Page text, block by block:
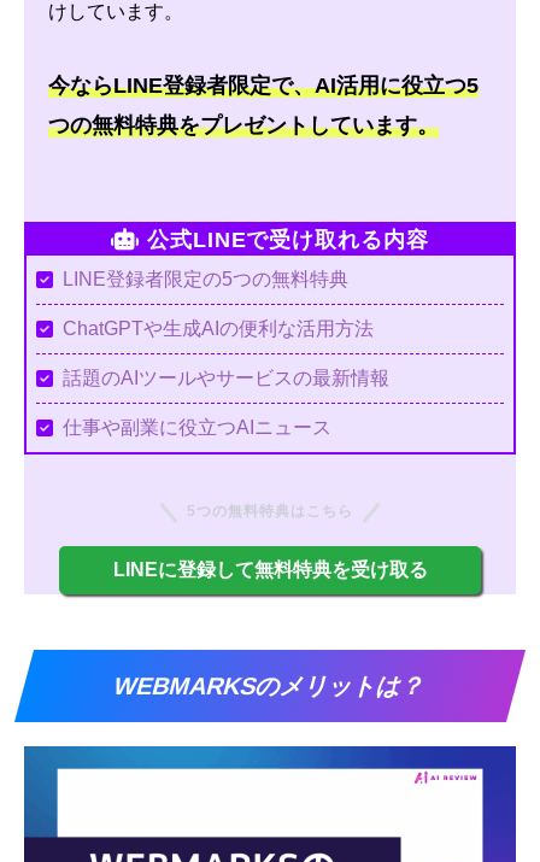
けしています。
今ならLINE登録者限定で、AI活用に役立つ5
つの無料特典をプレゼントしています。
公式LINEで受け取れる内容
LINE登録者限定の5つの無料特典
ChatGPTや生成AIの便利な活用方法
話題のAIツールやサービスの最新情報
仕事や副業に役立つAIニュース
5つの無料特典はこちら
LINEに登録して無料特典を受け取る
WEBMARKSのメリットは？